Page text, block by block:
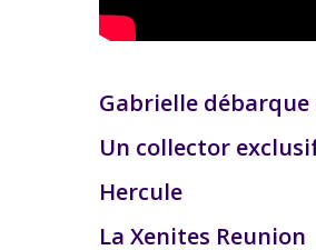
Gabrielle débarque
Un collector
Hercule
La Xenites Reunion